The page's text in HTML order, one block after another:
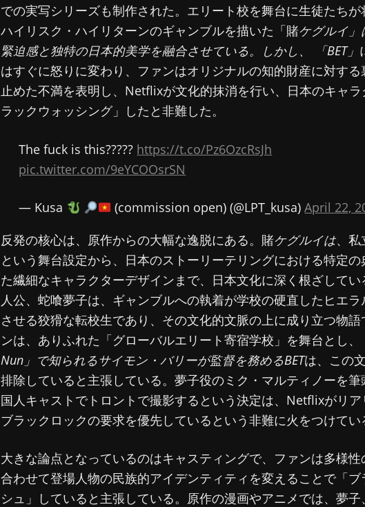
での実写シリーズも制作された。エリート校を舞台に生徒たちが
ハイリスク・ハイリターンのギャンブルを描いた「賭ケグルイ
緊迫感と独特の日本的美学を融合させている。しかし、
「BET」
はすぐに怒りに変わり、ファンはオリジナルの知的財産に対する
止めた不満を表明し、Netflixが文化的抹消を行い、日本のキャ
ラックウォッシング」したと非難した。
The fuck is this????? https://t.co/Pz6OzcRsJh
pic.twitter.com/9eYCOOsrSN
— Kusa (commission open) (@LPT_kusa)April 22,
反発の核心は、原作からの大幅な逸脱にある。賭ケグルイは、私
という舞台設定から、日本のストーリーテリングにおける特定の
た繊細なキャラクターデザインまで、日本文化に深く根ざしてい
人公、蛇喰夢子は、ギャンブルへの執着が学校の硬直したヒエ
させる狡猾な転校生であり、その文化的文脈の上に成り立つ物語
ンは、ありふれた「グローバルエリート寄宿学校」を舞台とし、
Nun」で知られるサイモン・バリーが監督を務めるBETは、この
排除していると主張している。夢子役のミク・マルティノーを
国人キャストでトロントで撮影するという決定は、Netflixがリア
ブラックロックの要求を優先しているという非難に火をつけてい
大きな論点となっているのはキャスティングで、ファンは多様性
合わせて登場人物の民族的アイデンティティを変えることで「ブ
シュ」していると主張している。原作の漫画やアニメでは、夢子